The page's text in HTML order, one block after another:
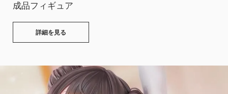
成品フィギュア
詳細を見る